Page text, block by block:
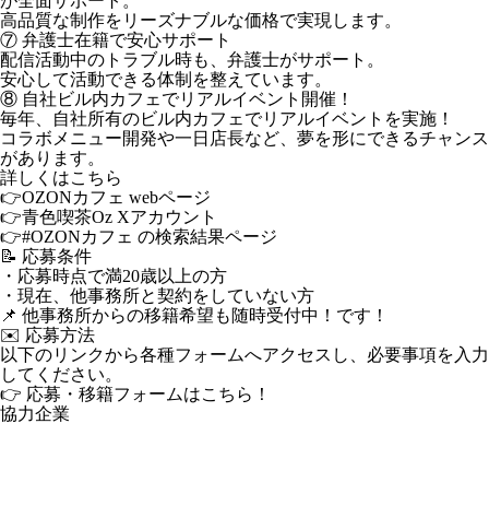
高品質な制作をリーズナブルな価格で実現します。
⑦ 弁護士在籍で安心サポート
配信活動中のトラブル時も、弁護士がサポート。
安心して活動できる体制を整えています。
⑧ 自社ビル内カフェでリアルイベント開催！
毎年、自社所有のビル内カフェでリアルイベントを実施！
コラボメニュー開発や一日店長など、夢を形にできるチャンス
があります。
詳しくはこちら
👉OZONカフェ webページ
👉青色喫茶Oz Xアカウント
👉#OZONカフェ の検索結果ページ
📝 応募条件
・応募時点で満20歳以上の方
・現在、他事務所と契約をしていない方
📌 他事務所からの移籍希望も随時受付中！です！
✉️ 応募方法
以下のリンクから各種フォームへアクセスし、必要事項を入力
してください。
👉 応募・移籍フォームはこちら！
協力企業